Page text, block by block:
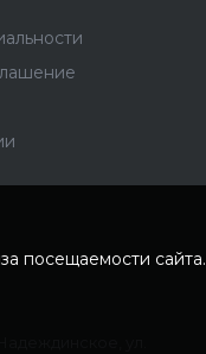
ул.
посещаемости сайта.